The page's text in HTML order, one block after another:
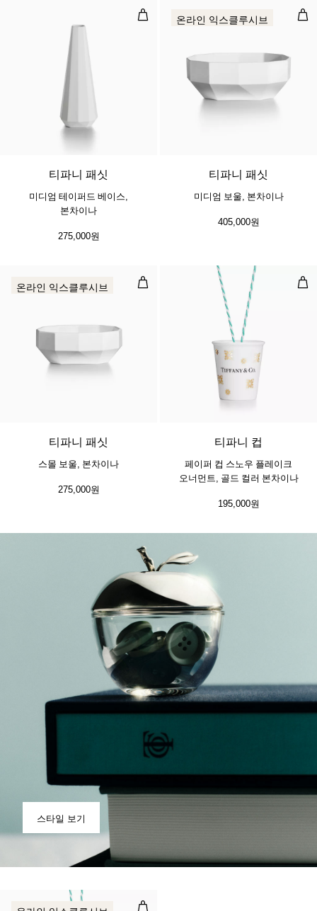
미디엄 테이퍼드 베이스, 본차이나
티파니 패싯
미디엄 테이퍼드 베이스,
본차이나
275,000원
미
온라인 익스클루시브
티파니 패싯
미디엄 보울, 본차이나
405,000원
스몰 보울, 본차이나
온라인 익스클루시브
티파니 패싯
스몰 보울, 본차이나
275,000원
페
티파니 컵
페이퍼 컵 스노우 플레이크
오너먼트, 골드 컬러 본차이나
195,000원
스타일 보기
토끼 오너먼트, 멀티컬러 도기